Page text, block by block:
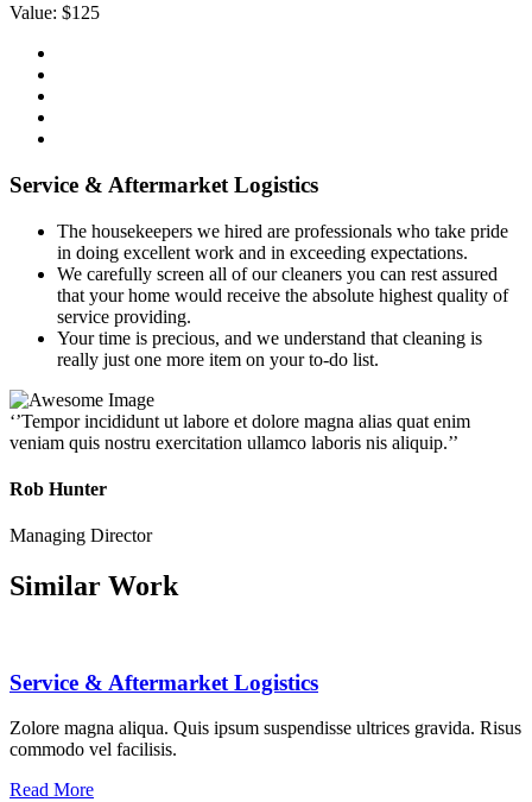
Value: $125
Service & Aftermarket Logistics
The housekeepers we hired are professionals who take pride
in doing excellent work and in exceeding expectations.
We carefully screen all of our cleaners you can rest assured
that your home would receive the absolute highest quality of
service providing.
Your time is precious, and we understand that cleaning is
really just one more item on your to-do list.
‘’Tempor incididunt ut labore et dolore magna alias quat enim
veniam quis nostru exercitation ullamco laboris nis aliquip.’’
Rob Hunter
Managing Director
Similar Work
Service & Aftermarket Logistics
Zolore magna aliqua. Quis ipsum suspendisse ultrices gravida. Risus
commodo vel facilisis.
Read More